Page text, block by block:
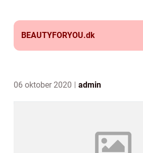
BEAUTYFORYOU.dk
06 oktober 2020 admin